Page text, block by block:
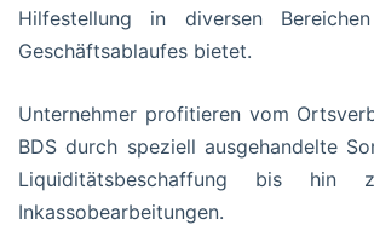
Hilfestellung in diversen
Geschäftsablaufes bietet.
Unternehmer profitieren vom
BDS durch speziell ausgehandelte
Liquiditätsbeschaffung bis hin
Inkassobearbeitungen.